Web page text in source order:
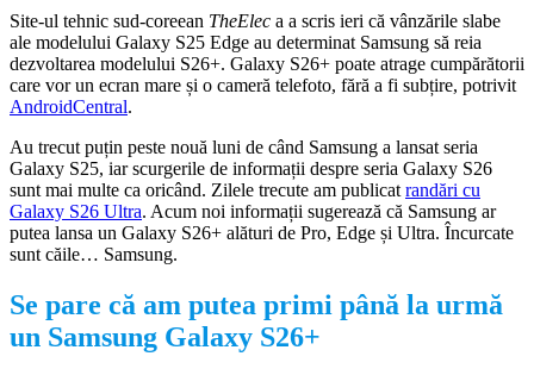
Site-ul tehnic sud-coreean TheElec a a scris ieri că vânzările slabe
ale modelului Galaxy S25 Edge au determinat Samsung să reia
dezvoltarea modelului S26+. Galaxy S26+ poate atrage cumpărătorii
care vor un ecran mare și o cameră telefoto, fără a fi subțire, potrivit
AndroidCentral.
Au trecut puțin peste nouă luni de când Samsung a lansat seria
Galaxy S25, iar scurgerile de informații despre seria Galaxy S26
sunt mai multe ca oricând. Zilele trecute am publicat randări cu
Galaxy S26 Ultra. Acum noi informații sugerează că Samsung ar
putea lansa un Galaxy S26+ alături de Pro, Edge și Ultra. Încurcate
sunt căile… Samsung.
Se pare că am putea primi până la urmă
un Samsung Galaxy S26+